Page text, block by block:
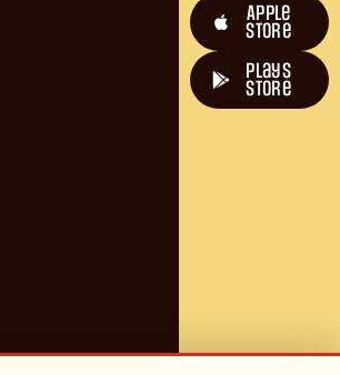
Apple
Store
plays
store